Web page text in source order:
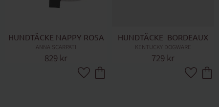
HUNDTÄCKE NAPPY ROSA
ANNA SCARPATI
829 kr
Lägg till i favoriter
HUNDTÄCKE  BORDEAUX
KENTUCKY DOGWARE
729 kr
Lägg till